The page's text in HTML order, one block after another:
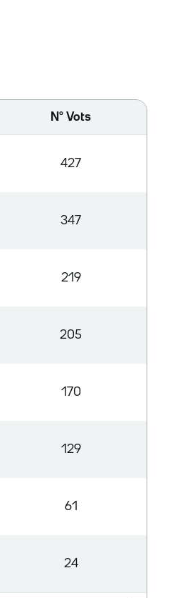
Nº Vots
427
347
219
205
170
129
61
24